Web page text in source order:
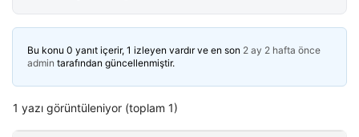
Bu konu 0 yanıt içerir, 1 izleyen vardır ve en son 2 ay 2 hafta önce
admin tarafından güncellenmiştir.
1 yazı görüntüleniyor (toplam 1)